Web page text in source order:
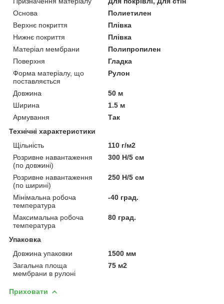
Основа
Полиетилен
Верхнє покриття
Плівка
Нижнє покриття
Плівка
Матеріал мембрани
Полипропилен
Поверхня
Гладка
Форма матеріалу, що
поставляється
Рулон
Довжина
50 м
Ширина
1.5 м
Армування
Так
Технічні характеристики
Щільність
110 г/м2
Розривне навантаження
(по довжині)
300 Н/5 см
Розривне навантаження
(по ширині)
250 Н/5 см
Мінімальна робоча
температура
-40 град.
Максимальна робоча
температура
80 град.
Упаковка
Довжина упаковки
1500 мм
Загальна площа
мембрани в рулоні
75 м2
Приховати